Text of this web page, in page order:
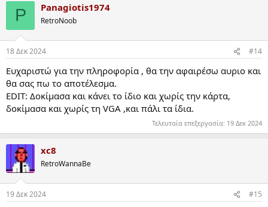
s
P Panagiotis1974
RetroNoob
18 Δεκ 2024 #14
Eυχαριστώ για την πληροφορία , θα την αφαιρέσω αυριο και
θα σας πω το αποτέλεσμα.
EDIT: Δοκίμασα και κάνει το ίδιο και χωρίς την κάρτα,
δοκίμασα και χωρίς τη VGA ,και πάλι τα ίδια.
Τελευταία επεξεργασία: 19 Δεκ 2024
xc8
RetroWannaBe
19 Δεκ 2024 #15